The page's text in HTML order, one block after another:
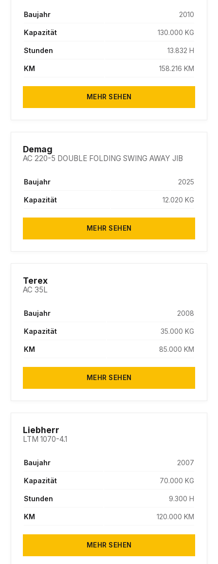
Baujahr 2010
Kapazität 130.000 KG
Stunden 13.832 H
KM 158.216 KM
MEHR SEHEN
Demag
AC 220-5 DOUBLE FOLDING SWING AWAY JIB
Baujahr 2025
Kapazität 12.020 KG
MEHR SEHEN
Terex
AC 35L
Baujahr 2008
Kapazität 35.000 KG
KM 85.000 KM
MEHR SEHEN
Liebherr
LTM 1070-4.1
Baujahr 2007
Kapazität 70.000 KG
Stunden 9.300 H
KM 120.000 KM
MEHR SEHEN